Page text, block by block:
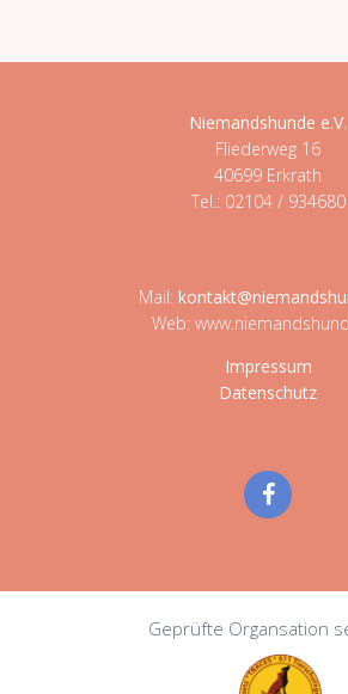
Niemandshunde e.V.
Fliederweg 16
40699 Erkrath
Tel.: 02104 / 934680
Mail:
Web:
Impressum
Datenschutz
Geprüfte Organsation